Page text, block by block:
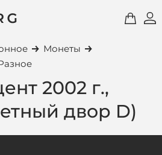
Монеты
2002 г.,
двор D)